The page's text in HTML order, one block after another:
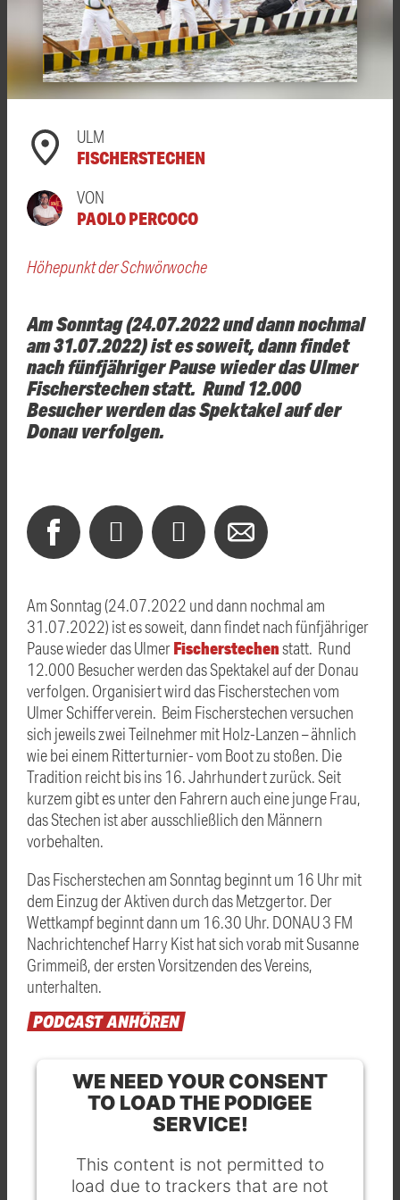
ULM
FISCHERSTECHEN
VON
PAOLO PERCOCO
Höhepunkt der Schwörwoche
Am Sonntag (24.07.2022 und dann nochmal
am 31.07.2022) ist es soweit, dann findet
nach fünfjähriger Pause wieder das Ulmer
Fischerstechen statt. Rund 12.000
Besucher werden das Spektakel auf der
Donau verfolgen.
Am Sonntag (24.07.2022 und dann nochmal am
31.07.2022) ist es soweit, dann findet nach fünfjähriger
Pause wieder das UlmerFischerstechenstatt. Rund
12.000 Besucher werden das Spektakel auf der Donau
verfolgen. Organisiert wird das Fischerstechen vom
Ulmer Schifferverein. Beim Fischerstechen versuchen
sich jeweils zwei Teilnehmer mit Holz-Lanzen – ähnlich
wie bei einem Ritterturnier- vom Boot zu stoßen. Die
Tradition reicht bis ins 16. Jahrhundert zurück. Seit
kurzem gibt es unter den Fahrern auch eine junge Frau,
das Stechen ist aber ausschließlich den Männern
vorbehalten.
Das Fischerstechen am Sonntag beginnt um 16 Uhr mit
dem Einzug der Aktiven durch das Metzgertor. Der
Wettkampf beginnt dann um 16.30 Uhr. DONAU 3 FM
Nachrichtenchef Harry Kist hat sich vorab mit Susanne
Grimmeiß, der ersten Vorsitzenden des Vereins,
unterhalten.
PODCASTANHÖREN
WE NEED YOUR CONSENT
TO LOAD THE PODIGEE
SERVICE!
This content is not permitted to
load due to trackers that are not